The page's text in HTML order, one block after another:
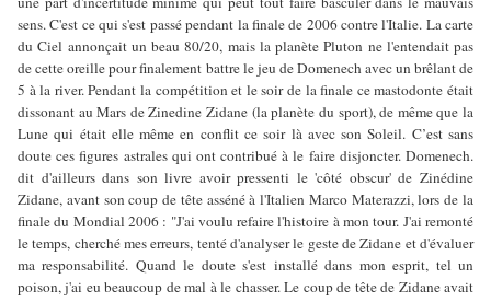
sens. C'est ce qui s'est passé pendant la finale de 2006 contre l'Italie. La carte
du Ciel annonçait un beau 80/20, mais la planète Pluton ne l'entendait pas
de cette oreille pour finalement battre le jeu de Domenech avec un brêlant de
5 à la river. Pendant la compétition et le soir de la finale ce mastodonte était
dissonant au Mars de Zinedine Zidane (la planète du sport), de même que la
Lune qui était elle même en conflit ce soir là avec son Soleil. C’est sans
doute ces figures astrales qui ont contribué à le faire disjoncter. Domenech.
dit d'ailleurs dans son livre avoir pressenti le 'côté obscur' de Zinédine
Zidane, avant son coup de tête asséné à l'Italien Marco Materazzi, lors de la
finale du Mondial 2006 : "J'ai voulu refaire l'histoire à mon tour. J'ai remonté
le temps, cherché mes erreurs, tenté d'analyser le geste de Zidane et d'évaluer
ma responsabilité. Quand le doute s'est installé dans mon esprit, tel un
poison, j'ai eu beaucoup de mal à le chasser. Le coup de tête de Zidane avait